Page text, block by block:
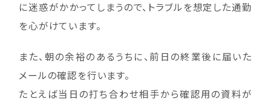
に迷惑がかかってしまうので、トラブルを想定した通勤
を心がけています。
また、朝の余裕のあるうちに、前日の終業後に届いた
メールの確認を行います。
たとえば当日の打ち合わせ相手から確認用の資料が